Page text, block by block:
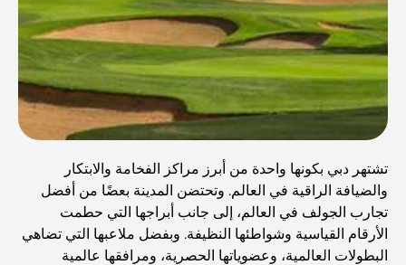
تشتهر دبي بكونها واحدة من أبرز مراكز الفخامة والابتكار
والضيافة الراقية في العالم. وتحتضن المدينة بعضًا من أفضل
تجارب الجولف في العالم، إلى جانب أبراجها التي حطمت
الأرقام القياسية وشواطئها النظيفة. وبفضل ملاعبها التي تضاهي
البطولات العالمية، وعضوياتها الحصرية، ومرافقها عالمية